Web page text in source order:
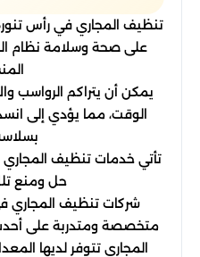
تنظيف المجاري في رأس
على صحة وسلامة نظام
يمكن أن يتراكم الرواسب
الوقت، مما يؤدي إلى
تأتي خدمات تنظيف
حل ومنع
شركات تنظيف المجاري
متخصصة ومتدربة على
المجاري تتوفر لديها